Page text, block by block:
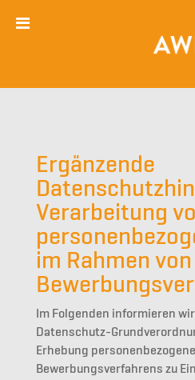
Ergänzende
Verarbeitung
im Rahmen von
Im Folgenden informieren
Datenschutz-
Erhebung
Bewerbungsverfahrens zu